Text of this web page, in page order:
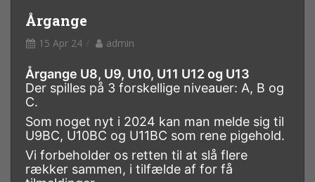
Årgange
15 Apr 24 admin
Årgange U8, U9, U10, U11 U12 og U13
Der spilles på 3 forskellige niveauer: A, B og
C.
Som noget nyt i 2024 kan man melde sig til
U9BC, U10BC og U11BC som rene pigehold.
Vi forbeholder os retten til at slå flere
rækker sammen, i tilfælde af for få